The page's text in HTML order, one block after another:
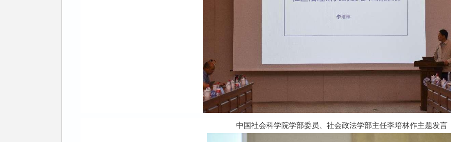
中国社会科学院学部委员、社会政法学部主任李培林作主题发言